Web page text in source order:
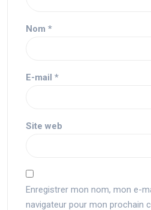
Nom *
E-mail *
Site web
Enregistrer mon nom, mon e-
navigateur pour mon prochain